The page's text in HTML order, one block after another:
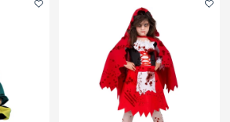
Favorit hinzufügen